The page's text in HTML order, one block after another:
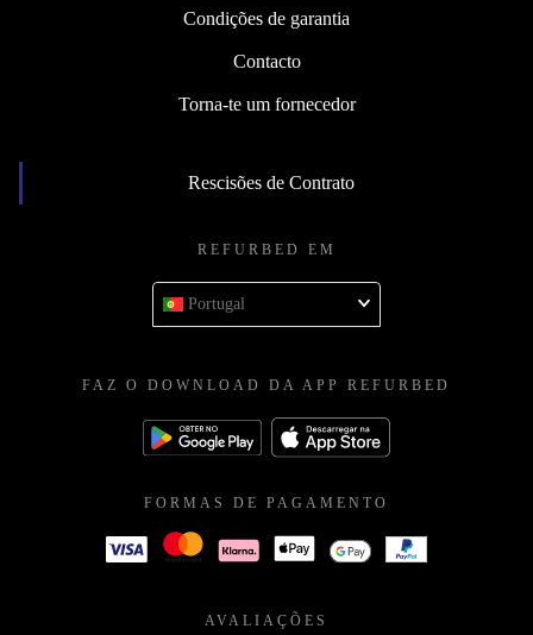
Condições de garantia
Contacto
Torna-te um fornecedor
Rescisões de Contrato
REFURBED EM
Portugal
FAZ O DOWNLOAD DA APP REFURBED
FORMAS DE PAGAMENTO
AVALIAÇÕES